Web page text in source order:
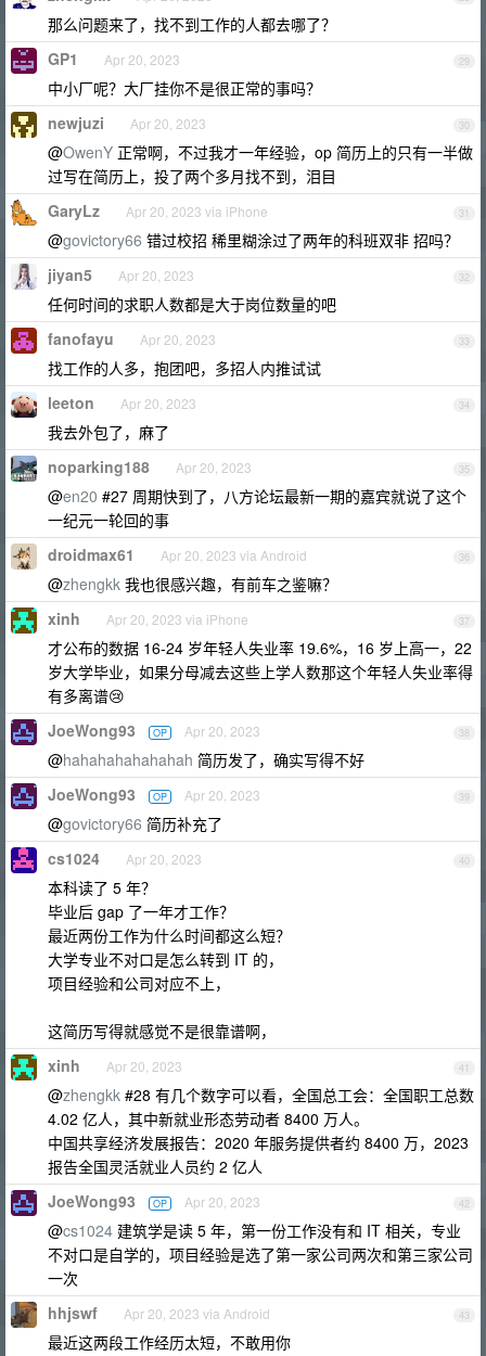
那么问题来了，找不到工作的人都去哪了？
29
GP1 Apr 20, 2023
中小厂呢？大厂挂你不是很正常的事吗？
30
newjuzi Apr 20, 2023
@OwenY 正常啊，不过我才一年经验，op 简历上的只有一半做
过写在简历上，投了两个多月找不到，泪目
31
GaryLz Apr 20, 2023 via iPhone
@govictory66 错过校招 稀里糊涂过了两年的科班双非 招吗？
32
jiyan5 Apr 20, 2023
任何时间的求职人数都是大于岗位数量的吧
33
fanofayu Apr 20, 2023
找工作的人多，抱团吧，多招人内推试试
34
leeton Apr 20, 2023
我去外包了，麻了
35
noparking188 Apr 20, 2023
@en20 #27 周期快到了，八方论坛最新一期的嘉宾就说了这个
一纪元一轮回的事
36
droidmax61 Apr 20, 2023 via Android
@zhengkk 我也很感兴趣，有前车之鉴嘛？
37
xinh Apr 20, 2023 via iPhone
才公布的数据 16-24 岁年轻人失业率 19.6%，16 岁上高一，22
岁大学毕业，如果分母减去这些上学人数那这个年轻人失业率得
有多离谱😢
38
JoeWong93 OP Apr 20, 2023
@hahahahahahahah 简历发了，确实写得不好
39
JoeWong93 OP Apr 20, 2023
@govictory66 简历补充了
40
cs1024 Apr 20, 2023
本科读了 5 年？
毕业后 gap 了一年才工作？
最近两份工作为什么时间都这么短？
大学专业不对口是怎么转到 IT 的，
项目经验和公司对应不上，
这简历写得就感觉不是很靠谱啊，
41
xinh Apr 20, 2023
@zhengkk #28 有几个数字可以看，全国总工会：全国职工总数
4.02 亿人，其中新就业形态劳动者 8400 万人。
中国共享经济发展报告：2020 年服务提供者约 8400 万，2023
报告全国灵活就业人员约 2 亿人
42
JoeWong93 OP Apr 20, 2023
@cs1024 建筑学是读 5 年，第一份工作没有和 IT 相关，专业
不对口是自学的，项目经验是选了第一家公司两次和第三家公司
一次
43
hhjswf Apr 20, 2023 via Android
最近这两段工作经历太短，不敢用你